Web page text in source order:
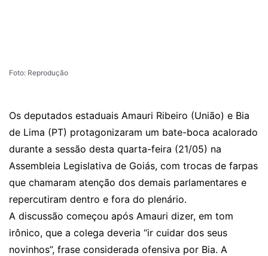
Foto: Reprodução
Os deputados estaduais Amauri Ribeiro (União) e Bia
de Lima (PT) protagonizaram um bate-boca acalorado
durante a sessão desta quarta-feira (21/05) na
Assembleia Legislativa de Goiás, com trocas de farpas
que chamaram atenção dos demais parlamentares e
repercutiram dentro e fora do plenário.
A discussão começou após Amauri dizer, em tom
irônico, que a colega deveria “ir cuidar dos seus
novinhos”, frase considerada ofensiva por Bia. A